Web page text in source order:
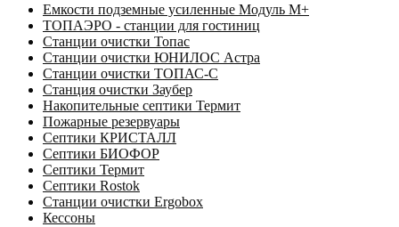
Емкости подземные усиленные Модуль М+
ТОПАЭРО - станции для гостиниц
Станции очистки Топас
Станции очистки ЮНИЛОС Астра
Станции очистки ТОПАС-C
Станция очистки Заубер
Накопительные септики Термит
Пожарные резервуары
Септики КРИСТАЛЛ
Септики БИОФОР
Септики Термит
Септики Rostok
Станции очистки Ergobox
Кессоны